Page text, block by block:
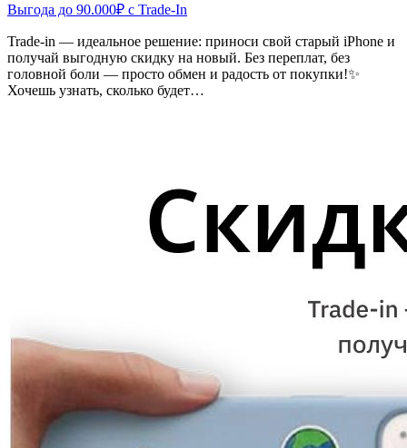
Выгода до 90.000₽ с Trade-In
Trade-in — идеальное решение: приноси свой старый iPhone и
получай выгодную скидку на новый. Без переплат, без
головной боли — просто обмен и радость от покупки!✨
Хочешь узнать, сколько будет…